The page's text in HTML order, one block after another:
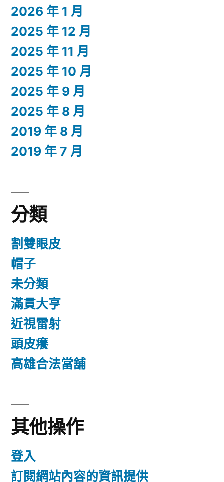
2026 年 1 月
2025 年 12 月
2025 年 11 月
2025 年 10 月
2025 年 9 月
2025 年 8 月
2019 年 8 月
2019 年 7 月
分類
割雙眼皮
帽子
未分類
滿貫大亨
近視雷射
頭皮癢
高雄合法當舖
其他操作
登入
訂閱網站內容的資訊提供